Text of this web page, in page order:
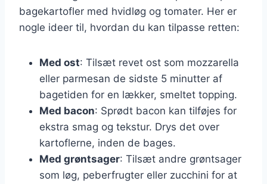
bagekartofler med hvidløg og tomater. Her er
nogle ideer til, hvordan du kan tilpasse retten:
Med ost: Tilsæt revet ost som mozzarella
eller parmesan de sidste 5 minutter af
bagetiden for en lækker, smeltet topping.
Med bacon: Sprødt bacon kan tilføjes for
ekstra smag og tekstur. Drys det over
kartoflerne, inden de bages.
Med grøntsager: Tilsæt andre grøntsager
som løg, peberfrugter eller zucchini for at